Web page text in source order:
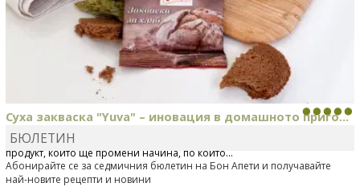
Суха закваска "Yuva" – иновация в домашното приго...
Отскоро Лесафр България стартира предлагането на изцяло нов
продукт, който ще промени начина, по който...
БЮЛЕТИН
Абонирайте се за седмичния бюлетин на Бон Апети и получавайте
най-новите рецепти и новини